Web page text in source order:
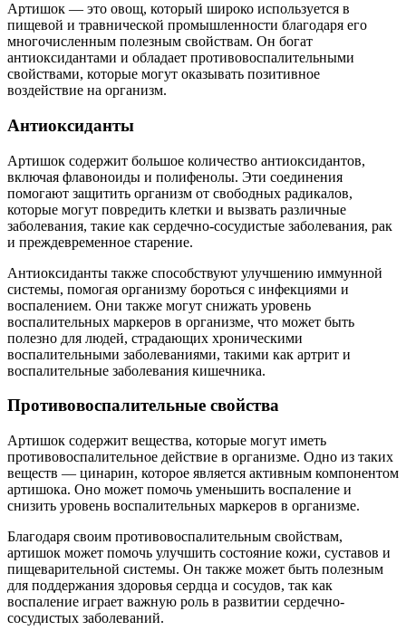
Артишок — это овощ, который широко используется в
пищевой и травнической промышленности благодаря его
многочисленным полезным свойствам. Он богат
антиоксидантами и обладает противовоспалительными
свойствами, которые могут оказывать позитивное
воздействие на организм.
Антиоксиданты
Артишок содержит большое количество антиоксидантов,
включая флавоноиды и полифенолы. Эти соединения
помогают защитить организм от свободных радикалов,
которые могут повредить клетки и вызвать различные
заболевания, такие как сердечно-сосудистые заболевания, рак
и преждевременное старение.
Антиоксиданты также способствуют улучшению иммунной
системы, помогая организму бороться с инфекциями и
воспалением. Они также могут снижать уровень
воспалительных маркеров в организме, что может быть
полезно для людей, страдающих хроническими
воспалительными заболеваниями, такими как артрит и
воспалительные заболевания кишечника.
Противовоспалительные свойства
Артишок содержит вещества, которые могут иметь
противовоспалительное действие в организме. Одно из таких
веществ — цинарин, которое является активным компонентом
артишока. Оно может помочь уменьшить воспаление и
снизить уровень воспалительных маркеров в организме.
Благодаря своим противовоспалительным свойствам,
артишок может помочь улучшить состояние кожи, суставов и
пищеварительной системы. Он также может быть полезным
для поддержания здоровья сердца и сосудов, так как
воспаление играет важную роль в развитии сердечно-
сосудистых заболеваний.